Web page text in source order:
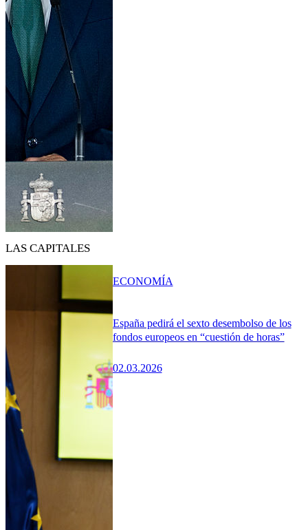
LAS CAPITALES
España pedirá el sexto desembolso de los
fondos europeos en “cuestión de horas”
02.03.2026
ECONOMÍA